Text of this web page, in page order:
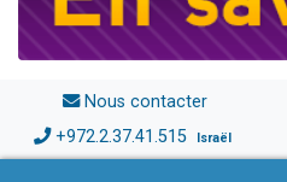
Nous contacter
+972.2.37.41.515 Israël